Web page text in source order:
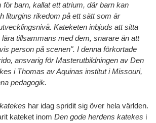
för barn, kallat ett atrium, där barn kan
liturgins rikedom på ett sätt som är
Kateketen inbjuds att sitta
tillsammans med dem, snarare än att
person på scenen". I denna förkortade
ansvarig för Masterutbildningen av Den
i Thomas av Aquinas institut i Missouri,
pedagogik.
har idag spridit sig över hela världen.
kateket inom Den gode herdens katekes i